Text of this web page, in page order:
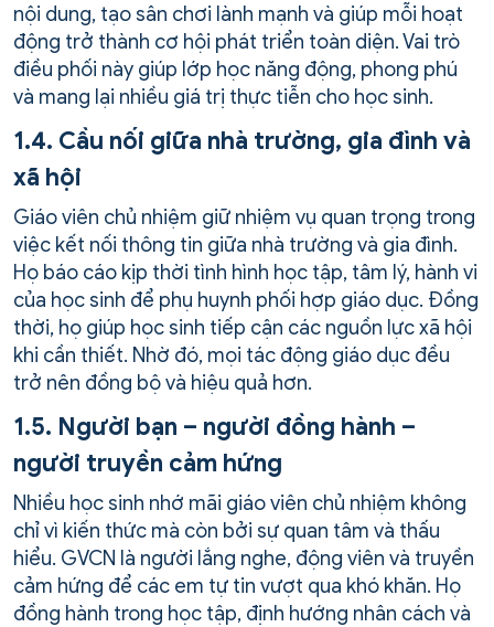
nội dung, tạo sân chơi lành mạnh và giúp mỗi hoạt
động trở thành cơ hội phát triển toàn diện. Vai trò
điều phối này giúp lớp học năng động, phong phú
và mang lại nhiều giá trị thực tiễn cho học sinh.
1.4. Cầu nối giữa nhà trường, gia đình và
xã hội
Giáo viên chủ nhiệm giữ nhiệm vụ quan trọng trong
việc kết nối thông tin giữa nhà trường và gia đình.
Họ báo cáo kịp thời tình hình học tập, tâm lý, hành vi
của học sinh để phụ huynh phối hợp giáo dục. Đồng
thời, họ giúp học sinh tiếp cận các nguồn lực xã hội
khi cần thiết. Nhờ đó, mọi tác động giáo dục đều
trở nên đồng bộ và hiệu quả hơn.
1.5. Người bạn – người đồng hành –
người truyền cảm hứng
Nhiều học sinh nhớ mãi giáo viên chủ nhiệm không
chỉ vì kiến thức mà còn bởi sự quan tâm và thấu
hiểu. GVCN là người lắng nghe, động viên và truyền
cảm hứng để các em tự tin vượt qua khó khăn. Họ
đồng hành trong học tập, định hướng nhân cách và